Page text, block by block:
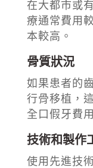
在大都市或
療通常費用
本較高。
骨質狀況
如果患者的
行骨移植，
全口假牙費
技術和製作
使用先進技